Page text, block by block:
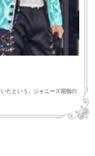
たという、ジャニーズ屈指の